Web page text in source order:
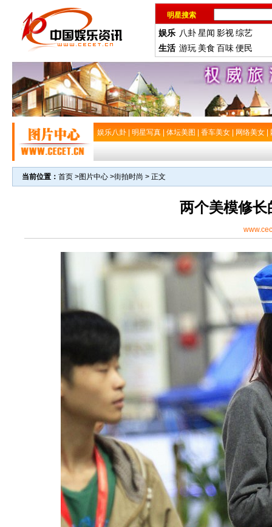
明星搜索
娱乐 八卦星闻 影视综艺
生活 游玩 美食 百味便民
娱乐八卦 明星写真 体坛美图 香车美女 网络美女
当前位置： 首页 >图片中心 >街拍时尚 > 正文
两个美模修长